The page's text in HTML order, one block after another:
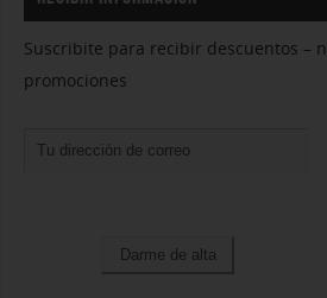
Suscribite para recibir descuentos –
promociones